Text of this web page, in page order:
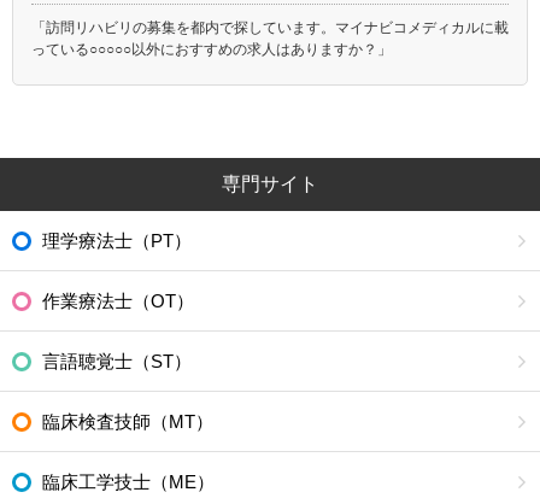
「訪問リハビリの募集を都内で探しています。マイナビコメディカルに載
っている○○○○○以外におすすめの求人はありますか？」
専門サイト
理学療法士（PT）
作業療法士（OT）
言語聴覚士（ST）
臨床検査技師（MT）
臨床工学技士（ME）